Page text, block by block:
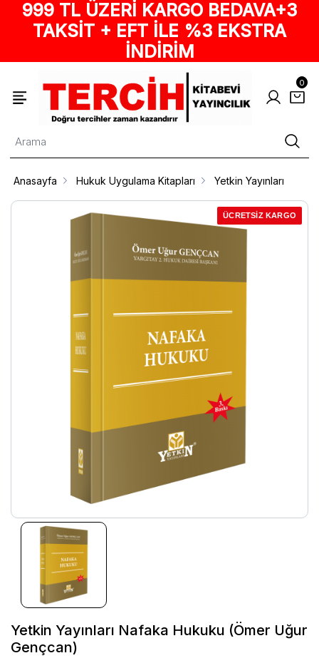
999 TL ÜZERİ KARGO BEDAVA+3
TAKSİT + EFT İLE %3 EKSTRA
İNDİRİM
0
Anasayfa Hukuk Uygulama Kitapları Yetkin Yayınları
ÜCRETSİZ KARGO
Yetkin Yayınları Nafaka Hukuku (Ömer Uğur
Gençcan)